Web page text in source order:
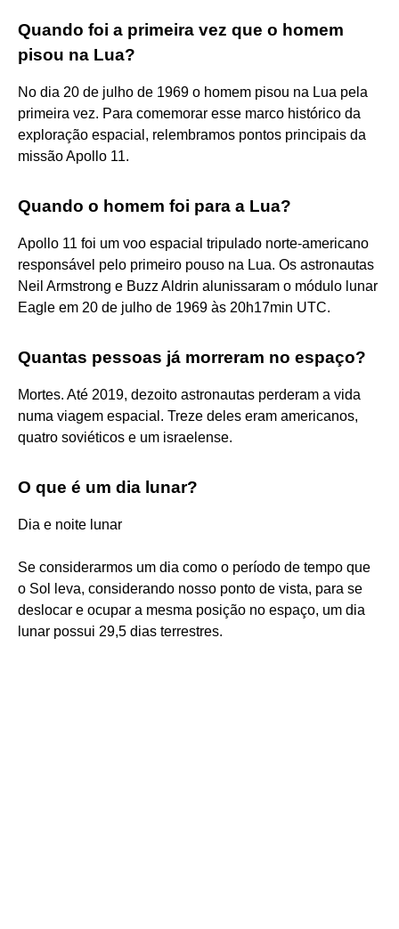
Quando foi a primeira vez que o homem
pisou na Lua?
No dia 20 de julho de 1969 o homem pisou na Lua pela
primeira vez. Para comemorar esse marco histórico da
exploração espacial, relembramos pontos principais da
missão Apollo 11.
Quando o homem foi para a Lua?
Apollo 11 foi um voo espacial tripulado norte-americano
responsável pelo primeiro pouso na Lua. Os astronautas
Neil Armstrong e Buzz Aldrin alunissaram o módulo lunar
Eagle em 20 de julho de 1969 às 20h17min UTC.
Quantas pessoas já morreram no espaço?
Mortes. Até 2019, dezoito astronautas perderam a vida
numa viagem espacial. Treze deles eram americanos,
quatro soviéticos e um israelense.
O que é um dia lunar?
Dia e noite lunar
Se considerarmos um dia como o período de tempo que
o Sol leva, considerando nosso ponto de vista, para se
deslocar e ocupar a mesma posição no espaço, um dia
lunar possui 29,5 dias terrestres.